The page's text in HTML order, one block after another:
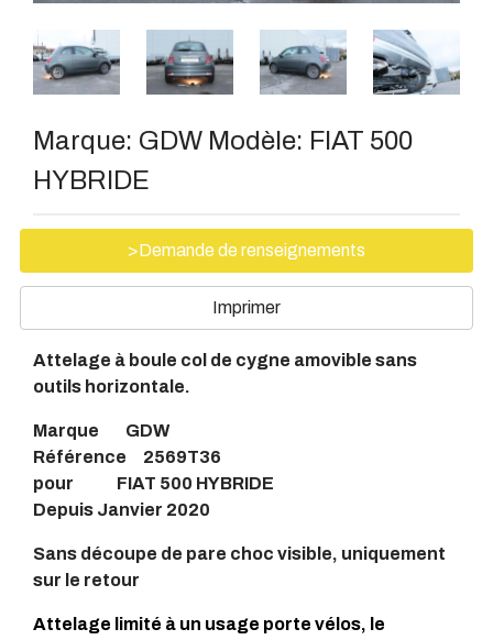
Marque: GDW Modèle: FIAT 500
HYBRIDE
>Demande de renseignements
Imprimer
Attelage à boule col de cygne amovible sans
outils horizontale.
Marque GDW
Référence 2569T36
pour FIAT 500 HYBRIDE
Depuis Janvier 2020
Sans découpe de pare choc visible, uniquement
sur le retour
Attelage limité à un usage porte vélos, le